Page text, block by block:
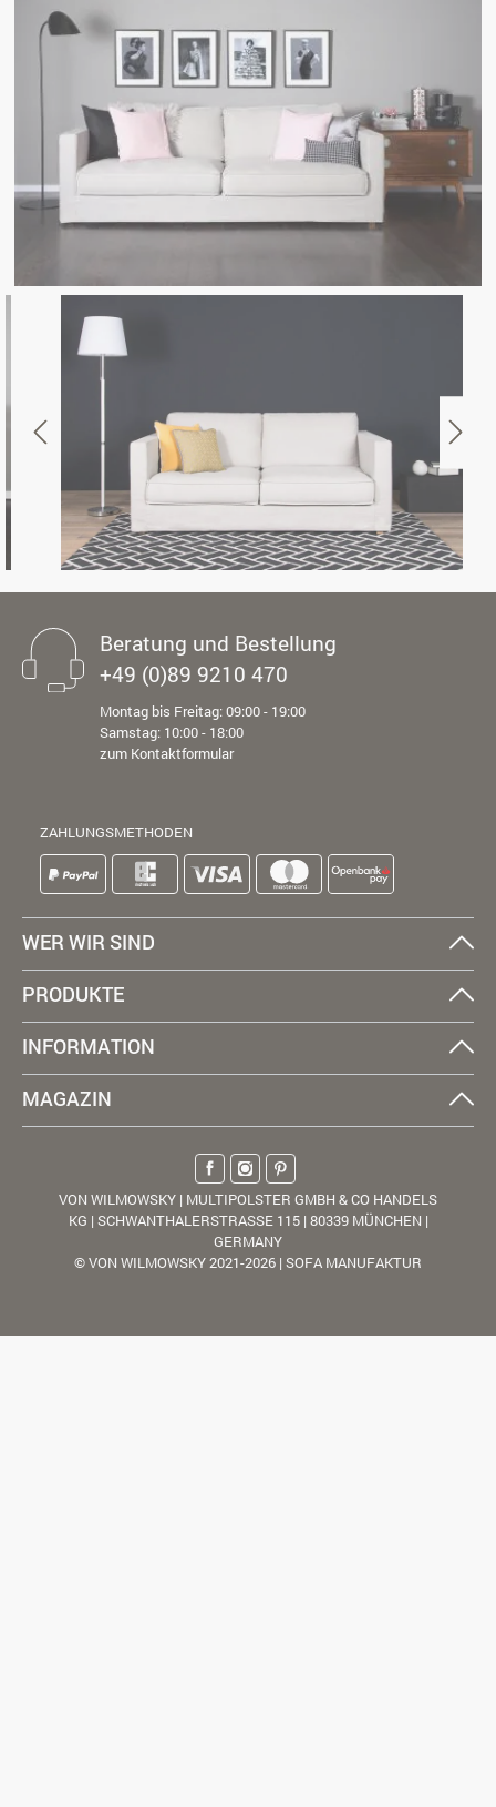
Beratung und Bestellung
+49 (0)89 9210 470
Montag bis Freitag: 09:00 - 19:00
Samstag: 10:00 - 18:00
zum Kontaktformular
ZAHLUNGSMETHODEN
WER WIR SIND
PRODUKTE
INFORMATION
MAGAZIN
VON WILMOWSKY | MULTIPOLSTER GMBH & CO HANDELS
KG | SCHWANTHALERSTRASSE 115 | 80339 MÜNCHEN |
GERMANY
© VON WILMOWSKY 2021-2026 | SOFA MANUFAKTUR